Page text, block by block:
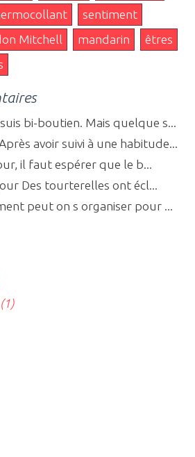
sentiment
Mitchell mandarin
êtres
bi-boutien. Mais quelque s...
avoir suivi à une habitude...
il faut espérer que le b...
Des tourterelles ont écl...
peut on s organiser pour ...
(1)